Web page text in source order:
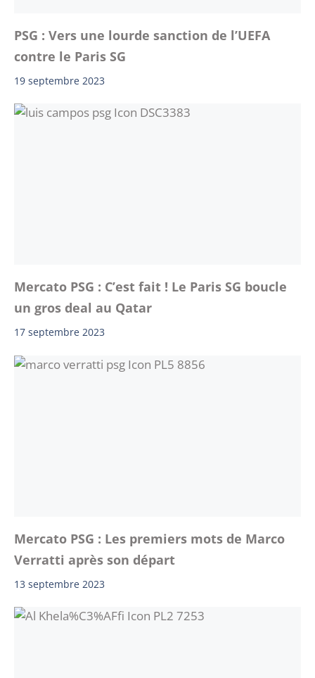
PSG : Vers une lourde sanction de l’UEFA
contre le Paris SG
19 septembre 2023
Mercato PSG : C’est fait ! Le Paris SG boucle
un gros deal au Qatar
17 septembre 2023
Mercato PSG : Les premiers mots de Marco
Verratti après son départ
13 septembre 2023